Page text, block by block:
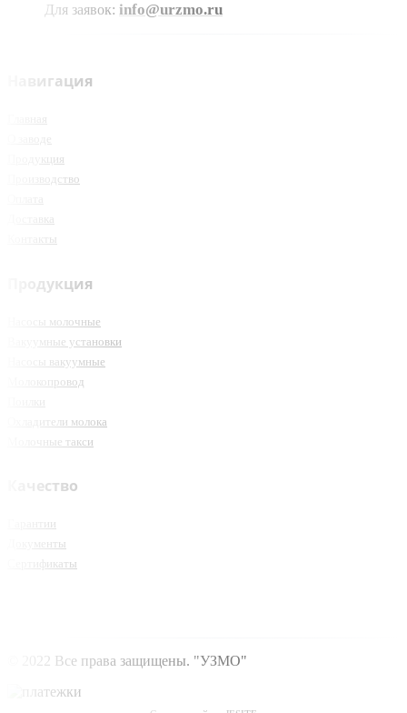
Для заявок: info@urzmo.ru
Навигация
Главная
О заводе
Продукция
Производство
Доставка
Контакты
Продукция
Насосы молочные
Вакуумные установки
Насосы вакуумные
Молокопровод
Охладители молока
Молочные такси
Качество
Гарантии
Документы
Сертификаты
© 2022 Все права защищены. "УЗМО"